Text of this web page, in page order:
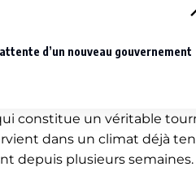
d’un nouveau gouvernement
constitue un véritable
dans un climat déjà
depuis plusieurs semaines.